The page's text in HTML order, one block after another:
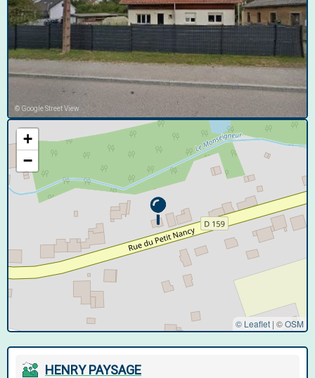
© Google Street View
+
−
© Leaflet | ©OSM
HENRY PAYSAGE